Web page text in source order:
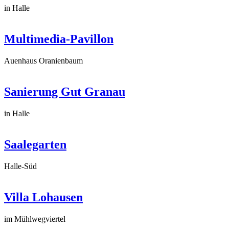
in Halle
Multimedia-Pavillon
Auenhaus Oranienbaum
Sanierung Gut Granau
in Halle
Saalegarten
Halle-Süd
Villa Lohausen
im Mühlwegviertel